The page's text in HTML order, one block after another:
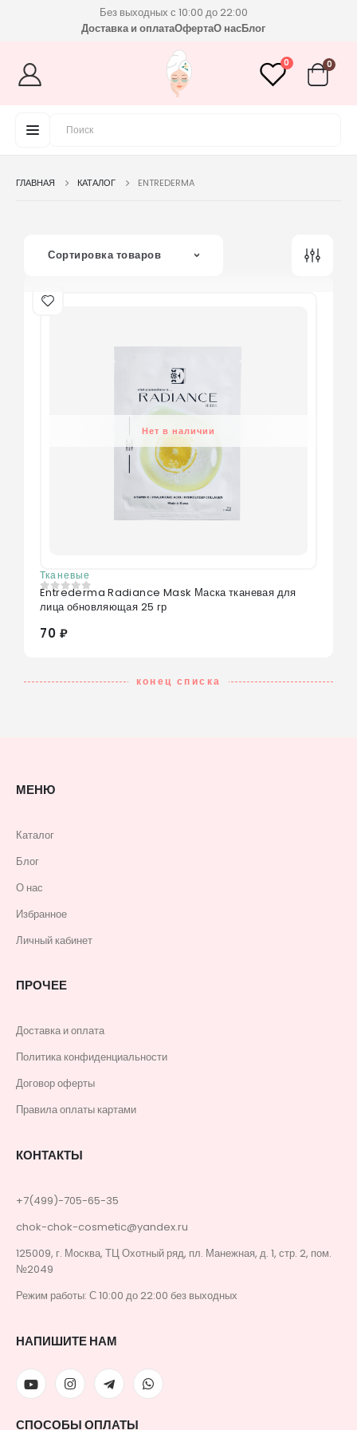
Без выходных с 10:00 до 22:00
Доставка и оплатаОфертаО насБлог
0 0
ГЛАВНАЯ КАТАЛОГ ENTREDERMA
Сортировка товаров
Нет в наличии
Тканевые
0из 5
Entrederma Radiance Mask Маска тканевая для
лица обновляющая 25 гр
70 ₽
конец списка
МЕНЮ
Каталог
Блог
О нас
Избранное
Личный кабинет
ПРОЧЕЕ
Доставка и оплата
Политика конфиденциальности
Договор оферты
Правила оплаты картами
КОНТАКТЫ
+7(499)-705-65-35
chok-chok-cosmetic@yandex.ru
125009, г. Москва, ТЦ Охотный ряд, пл. Манежная, д. 1, стр. 2, пом.
№2049
Режим работы: С 10:00 до 22:00 без выходных
НАПИШИТЕ НАМ
СПОСОБЫ ОПЛАТЫ